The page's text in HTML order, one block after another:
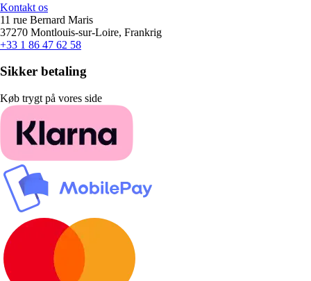
Kontakt os
11 rue Bernard Maris
37270 Montlouis-sur-Loire, Frankrig
+33 1 86 47 62 58
Sikker betaling
Køb trygt på vores side